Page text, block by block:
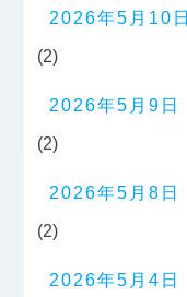
2026年5月10日
(2)
2026年5月9日
(2)
2026年5月8日
(2)
2026年5月4日